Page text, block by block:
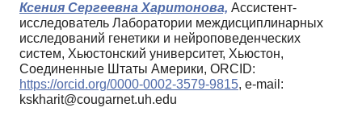
Ксения Сергеевна Харитонова, Ассистент-
исследователь Лаборатории междисциплинарных
исследований генетики и нейроповеденческих
систем, Хьюстонский университет, Хьюстон,
Соединенные Штаты Америки, ORCID:
https://orcid.org/0000-0002-3579-9815, e-mail:
kskharit@cougarnet.uh.edu